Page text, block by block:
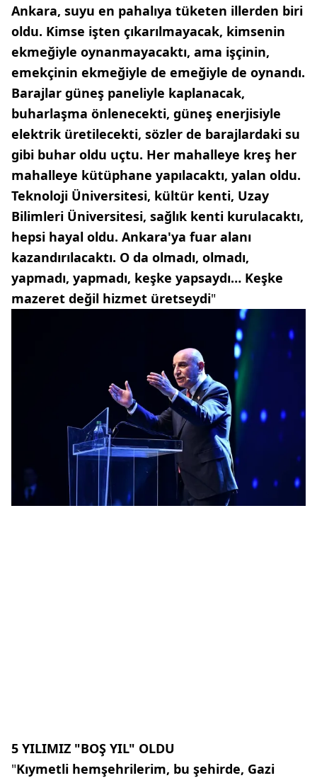
Ankara, suyu en pahalıya tüketen illerden biri
oldu. Kimse işten çıkarılmayacak, kimsenin
ekmeğiyle oynanmayacaktı, ama işçinin,
emekçinin ekmeğiyle de emeğiyle de oynandı.
Barajlar güneş paneliyle kaplanacak,
buharlaşma önlenecekti, güneş enerjisiyle
elektrik üretilecekti, sözler de barajlardaki su
gibi buhar oldu uçtu. Her mahalleye kreş her
mahalleye kütüphane yapılacaktı, yalan oldu.
Teknoloji Üniversitesi, kültür kenti, Uzay
Bilimleri Üniversitesi, sağlık kenti kurulacaktı,
hepsi hayal oldu. Ankara'ya fuar alanı
kazandırılacaktı. O da olmadı, olmadı,
yapmadı, yapmadı, keşke yapsaydı… Keşke
mazeret değil hizmet üretseydi"
5 YILIMIZ "BOŞ YIL" OLDU
"Kıymetli hemşehrilerim, bu şehirde, Gazi